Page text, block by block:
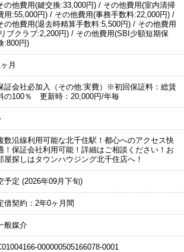
の他費用(鍵交換:33,000円) / その他費用(室内清掃
用:55,000円) / その他費用(事務手数料:22,000円) /
の他費用(退去時精算手数料:5,500円) / その他費用
ブクラブ:2,200円) / その他費用(SBI少額短期保
:800円)
月
証会社必加入（その他:実費）※初回保証料：総賃
の100％ 更新時：20,000円/年毎
数沿線利用可能な北千住駅！都心へのアクセス快
！保証会社利用可能！詳細はご相談ください！お
屋探しはタウンハウジング北千住店へ！
予定 (2026年09月下旬)
借契約：2年0ヶ月間
般媒介
000000505166078-0001